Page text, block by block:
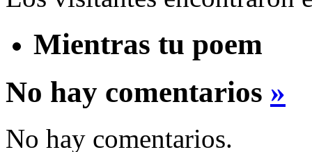
Mientras tu poem
No hay comentarios »
No hay comentarios.